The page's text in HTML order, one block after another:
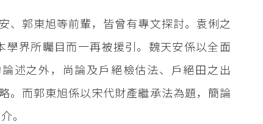
、郭東旭等前輩，皆曾有專文探討。袁俐之
界所矚目而一再被援引。魏天安係以全面
述之外，尚論及戶絕檢估法、戶絕田之出
。而郭東旭係以宋代財產繼承法為題，簡論
。